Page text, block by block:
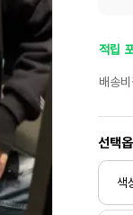
적립
배송비
선택